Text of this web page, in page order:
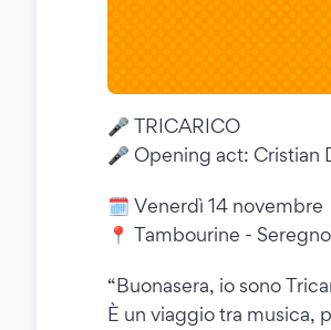
🎤 TRICARICO
🎤 Opening act: Cristian
🗓️ Venerdì 14 novembre
📍 Tambourine -
“Buonasera, io sono
È un viaggio tra musica,